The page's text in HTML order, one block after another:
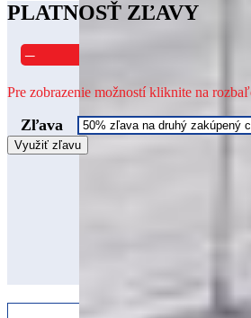
PLATNOSŤ ZĽAVY
–
Pre zobrazenie možností kliknite na
Zľava
Využiť zľavu